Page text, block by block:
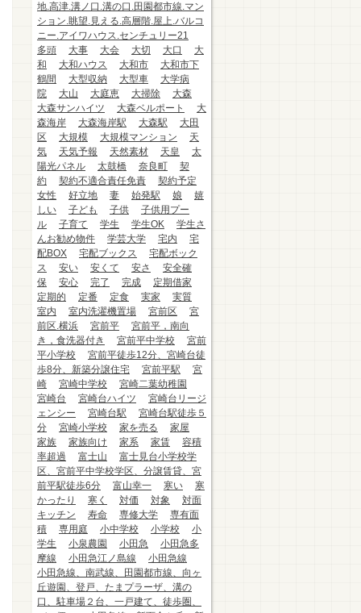
地.高津.溝ノ口.溝の口.田園都市線.マン
ション.眺望.見える.高層階.屋上.バルコ
ニー.アイワハウス.センチュリー21
多頭
大事 大会 大切 大口
大
和
大和ハウス 大和市
大和市下
鶴間
大型収納 大型車
大学病
院
大山 大庭恵 大掃除
大森
大森サンハイツ
大森ベルポート
大
森海岸
大森海岸駅 大森駅
大田
区
大規模 大規模マンション
天
気
天気予報 天然素材 天皇
太
陽光パネル
太鼓橋 奈良町
契
約
契約不適合責任免責
契約予定
女性
好立地 妻 始発駅 娘
嬉
しい
子ども 子供
子供用プー
ル
子育て 学生 学生OK
学生さ
んお勧め物件
学芸大学 宅内
宅
配BOX
宅配ブックス
宅配ボック
ス
安い 安くて 安さ
安全確
保
安心 完了 完成
定期借家
定期的
定番 定食 実家
実質
室内
室内洗濯機置場 宮前区
宮
前区.横浜
宮前平
宮前平，南向
き，食洗器付き
宮前平中学校
宮前
平小学校
宮前平徒歩12分、宮崎台徒
歩8分、新築分譲住宅
宮前平駅
宮
崎
宮崎中学校
宮崎二葉幼稚園
宮崎台
宮崎台ハイツ
宮崎台リージ
ェンシー
宮崎台駅
宮崎台駅徒歩５
分
宮崎小学校 家を売る
家屋
家族
家族向け 家系 家賃
容積
率超過
富士山
富士見台小学校学
区、宮前平中学校学区、分譲賃貸、宮
前平駅徒歩6分
富山幸一 寒い
寒
かったり
寒く 対価 対象
対面
キッチン
寿命 専修大学
専有面
積
専用庭 小中学校 小学校
小
学生
小泉農園 小田急
小田急多
摩線
小田急江ノ島線
小田急線
小田急線、南武線、田園都市線、向ヶ
丘遊園、登戸、たまプラーザ、溝の
口、駐車場２台、一戸建て、徒歩圏、